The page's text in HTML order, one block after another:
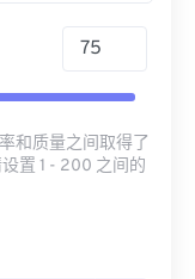
和质量之间取得了
置 1 - 200 之间的